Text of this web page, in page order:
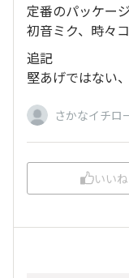
定番のパッケー
初音ミク、時々
追記
堅あげではない
さかなイチロ
いいね